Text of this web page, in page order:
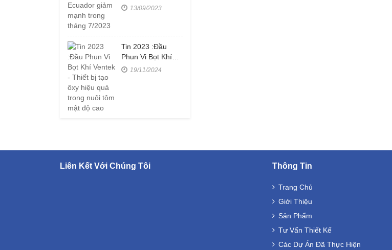
Giảm Mạnh Trong
13/09/2023
Tin 2023 :Đầu
Phun Vi Bọt Khí
Ventek - Thiết Bị
19/11/2024
Liên Kết Với Chúng Tôi Thông Tin
Trang Chủ
Giới Thiệu
Sản Phẩm
Tư Vấn Thiết Kế
Các Dự Án Đã Thực Hiện